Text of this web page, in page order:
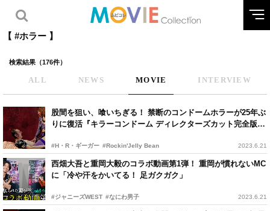
【 #ホラー 】
検索結果（176件）
ALL NEWS MOVIE INTERVIEW
股間を狙い、喰いちぎる！ 禁断のコンドームホラーが25年ぶ
りに復活『キラーコンドーム ディレクターズカット完全版』
#H・R・ギーガー #Rockin'Jelly Bean 2023.6.21
西畑大吾と重岡大毅のコラボ動画第1弾！ 重岡が慣れないMC
に「冷や汗をかいてる！ 足ガクガク」
#ジャニーズWEST #なにわ男子 2023.6.21